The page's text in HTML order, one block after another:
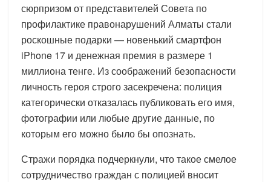
сюрпризом от представителей Совета по
профилактике правонарушений Алматы стали
роскошные подарки — новенький смартфон
iPhone 17 и денежная премия в размере 1
миллиона тенге. Из соображений безопасности
личность героя строго засекречена: полиция
категорически отказалась публиковать его имя,
фотографии или любые другие данные, по
которым его можно было бы опознать.
Стражи порядка подчеркнули, что такое смелое
сотрудничество граждан с полицией вносит